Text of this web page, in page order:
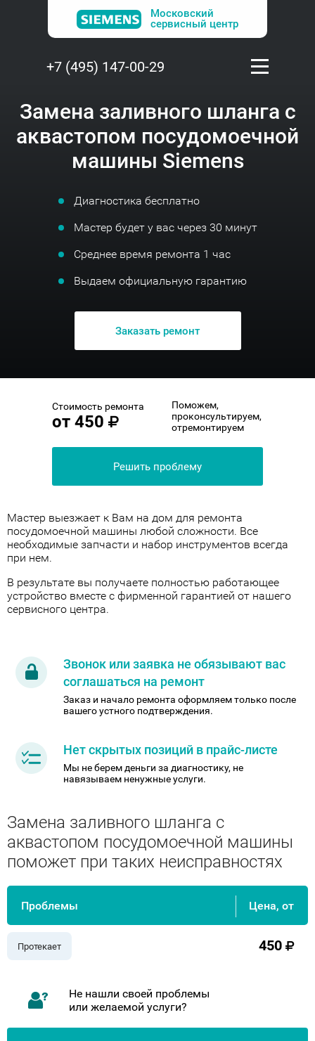
Московский
сервисный центр
+7 (495) 147-00-29
Замена заливного шланга с
аквастопом посудомоечной
машины Siemens
Диагностика бесплатно
Мастер будет у вас через 30 минут
Среднее время ремонта 1 час
Выдаем официальную гарантию
Заказать ремонт
Стоимость ремонта
от 450
Решить проблему
Поможем,
проконсультируем,
отремонтируем
Мастер выезжает к Вам на дом для ремонта
посудомоечной машины любой сложности. Все
необходимые запчасти и набор инструментов всегда
при нем.
В результате вы получаете полностью работающее
устройство вместе с фирменной гарантией от нашего
сервисного центра.
Звонок или заявка не обязывают вас
соглашаться на ремонт
Заказ и начало ремонта оформляем только после
вашего устного подтверждения.
Нет скрытых позиций в прайс-листе
Мы не берем деньги за диагностику, не
навязываем ненужные услуги.
Замена заливного шланга с
аквастопом посудомоечной машины
поможет при таких неисправностях
Проблемы Цена, от
Протекает 450
Не нашли своей проблемы
или желаемой услуги?